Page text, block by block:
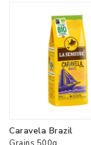
Caravela Brazil